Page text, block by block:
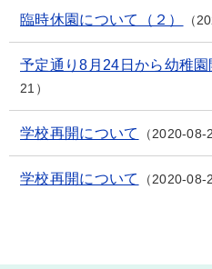
臨時休園について（２）
予定通り8月24日から幼稚園
21
学校再開について 2020-08-
学校再開について 2020-08-